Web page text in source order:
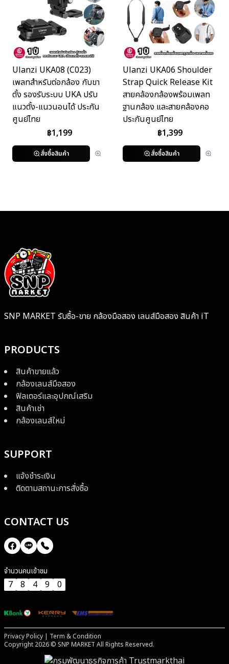
Ulanzi UKA08 (C023)
เพลทสำหรับต่อกล้อง กับขา
ตั้ง รองรับระบบ UKA ปรับ
แนวตั้ง-แนวนอนได้ ประกัน
ศูนย์ไทย
฿1,199
สั่งซื้อสินค้า
Ulanzi UKA06 Shoulder
Strap Quick Release Kit
สายคล้องกล้องพร้อมเพลท
ฐานกล้อง และสายคล้องคอ
ประกันศูนย์ไทย
฿1,399
สั่งซื้อสินค้า
SNP MARKET รับซื้อ-ขาย กล้องมือสอง เลนส์มือสอง สินค้า iT
PRODUCTS
สินค้าขายแล้ว
กล้องเลนส์มือสอง
ฟิลเตอร์และอุปกณ์เสริม
สินค้าเช่า
กล้องเลนส์ใหม่
SUPPORT
แจ้งชำระเงิน
ติดตามสถานะการสั่งซื้อ
CONTACT US
จำนวนคนเข้าชม
7 8 4 9 0
Privacy Policy | Term & Condition
Copyright 2026 © SNP MARKET All Rights Reserved.